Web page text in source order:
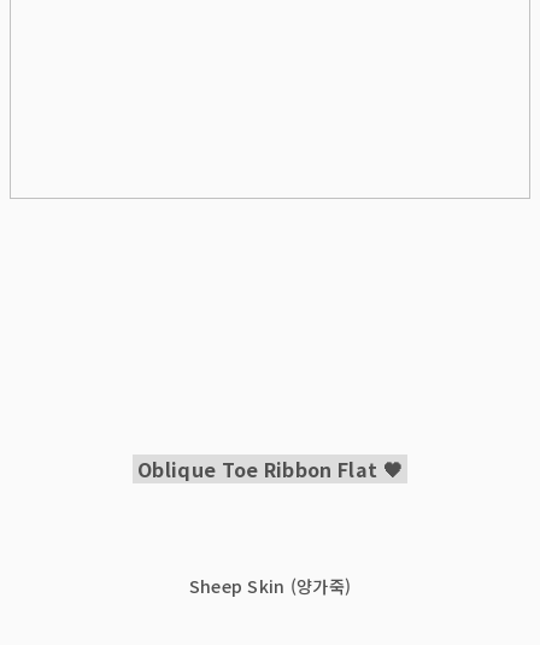
Oblique Toe Ribbon Flat 🖤
Sheep Skin (양가죽)